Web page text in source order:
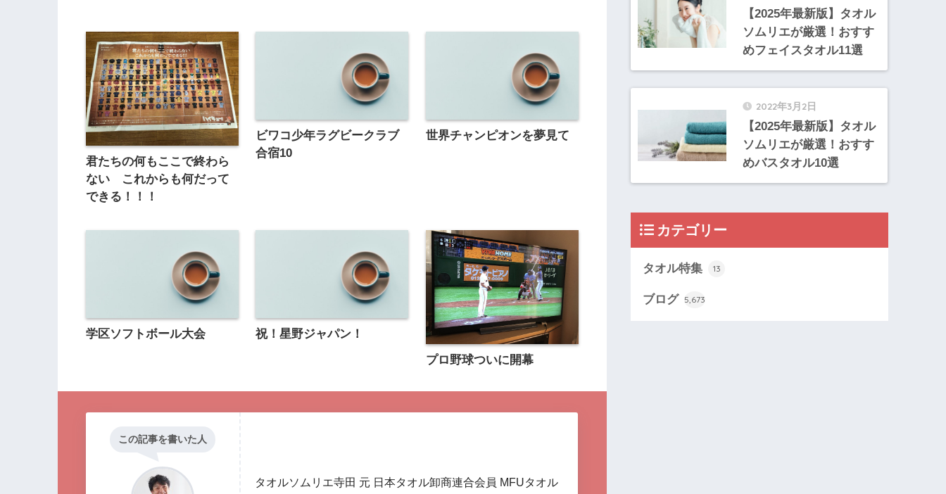
君たちの何もここで終わら
ない これからも何だって
できる！！！
ビワコ少年ラグビークラブ
合宿10
世界チャンピオンを夢見て
学区ソフトボール大会
祝！星野ジャパン！
プロ野球ついに開幕
この記事を書いた人
タオルソムリエ寺田 元 日本タオル卸商連合会員 MFUタオル
【2025年最新版】タオル
ソムリエが厳選！おすす
めフェイスタオル11選
2022年3月2日
【2025年最新版】タオル
ソムリエが厳選！おすす
めバスタオル10選
カテゴリー
タオル特集 13
ブログ 5,673